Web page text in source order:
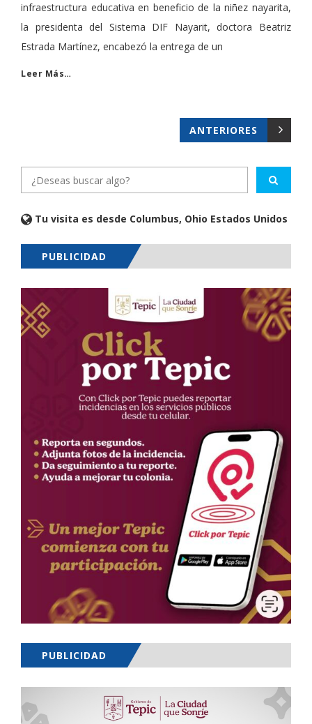
infraestructura educativa en beneficio de la niñez nayarita,
la presidenta del Sistema DIF Nayarit, doctora Beatriz
Estrada Martínez, encabezó la entrega de un
Leer Más…
ANTERIORES
Tu visita es desde Columbus, Ohio Estados Unidos
PUBLICIDAD
PUBLICIDAD